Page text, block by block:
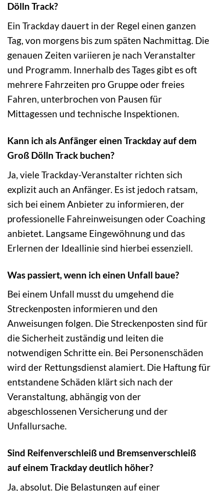
Dölln Track?
Ein Trackday dauert in der Regel einen ganzen
Tag, von morgens bis zum späten Nachmittag. Die
genauen Zeiten variieren je nach Veranstalter
und Programm. Innerhalb des Tages gibt es oft
mehrere Fahrzeiten pro Gruppe oder freies
Fahren, unterbrochen von Pausen für
Mittagessen und technische Inspektionen.
Kann ich als Anfänger einen Trackday auf dem
Groß Dölln Track buchen?
Ja, viele Trackday-Veranstalter richten sich
explizit auch an Anfänger. Es ist jedoch ratsam,
sich bei einem Anbieter zu informieren, der
professionelle Fahreinweisungen oder Coaching
anbietet. Langsame Eingewöhnung und das
Erlernen der Ideallinie sind hierbei essenziell.
Was passiert, wenn ich einen Unfall baue?
Bei einem Unfall musst du umgehend die
Streckenposten informieren und den
Anweisungen folgen. Die Streckenposten sind für
die Sicherheit zuständig und leiten die
notwendigen Schritte ein. Bei Personenschäden
wird der Rettungsdienst alamiert. Die Haftung für
entstandene Schäden klärt sich nach der
Veranstaltung, abhängig von der
abgeschlossenen Versicherung und der
Unfallursache.
Sind Reifenverschleiß und Bremsenverschleiß
auf einem Trackday deutlich höher?
Ja, absolut. Die Belastungen auf einer